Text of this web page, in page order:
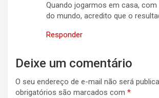
Quando jogarmos em casa,
do mundo, acredito que o
Responder
Deixe um comentário
O seu endereço de e-mail não será
obrigatórios são marcados com *